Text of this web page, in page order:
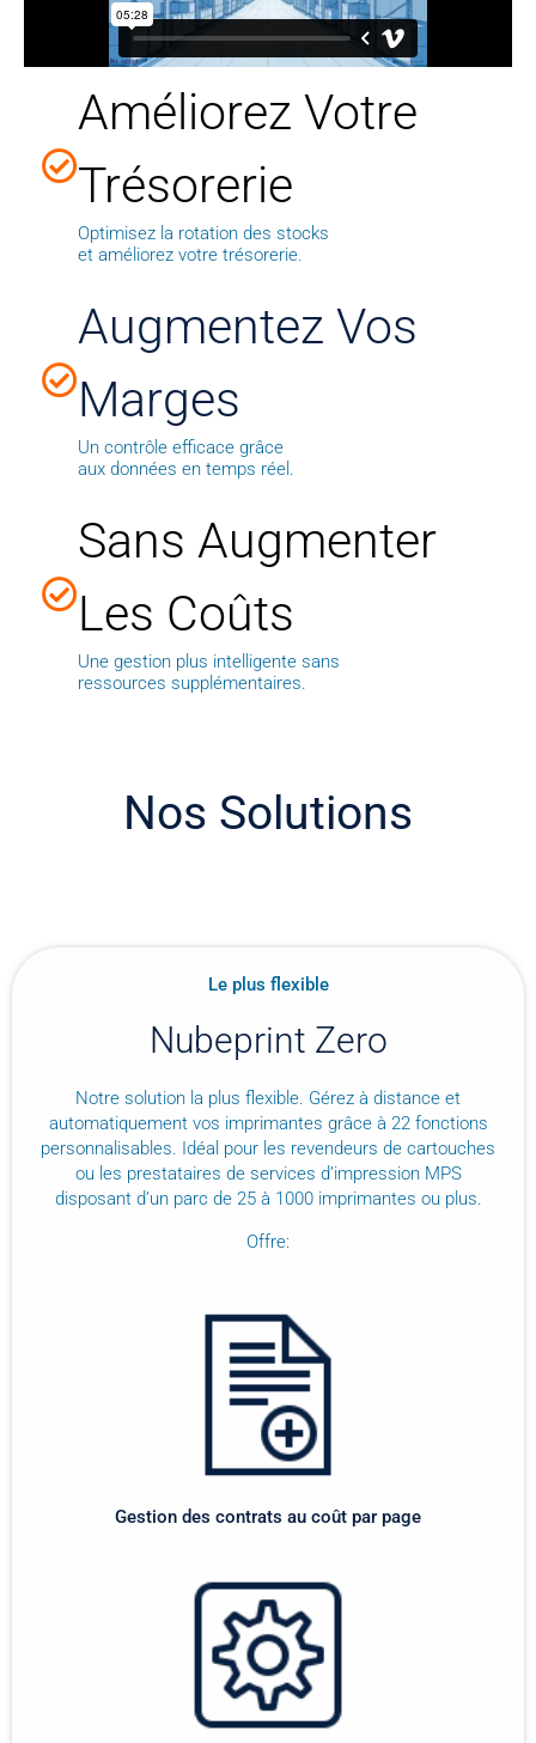
Améliorez Votre
Trésorerie
Optimisez la rotation des stocks
et améliorez votre trésorerie.
Augmentez Vos
Marges
Un contrôle efficace grâce
aux données en temps réel.
Sans Augmenter
Les Coûts
Une gestion plus intelligente sans
ressources supplémentaires.
Nos Solutions
Le plus flexible
Nubeprint Zero
Notre solution la plus flexible. Gérez à distance et
automatiquement vos imprimantes grâce à 22 fonctions
personnalisables. Idéal pour les revendeurs de cartouches
ou les prestataires de services d’impression MPS
disposant d’un parc de 25 à 1000 imprimantes ou plus.
Offre:
Gestion des contrats au coût par page